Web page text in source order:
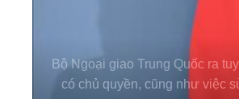
Bộ Ngoại giao Trung Quốc ra
có chủ quyền, cũng như việc